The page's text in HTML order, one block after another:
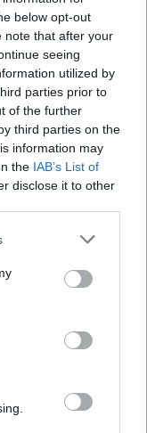
below opt-out
note that after your
seeing
utilized by
parties prior to
of the further
third parties on the
information may
the IAB’s List of
disclose it to other
głupia bo nie
jestem na
i zaczynam
jak ja, przeżyłam
uwierzyłam, a
02-2017, 19:44:56
01-2019, 21:24:54